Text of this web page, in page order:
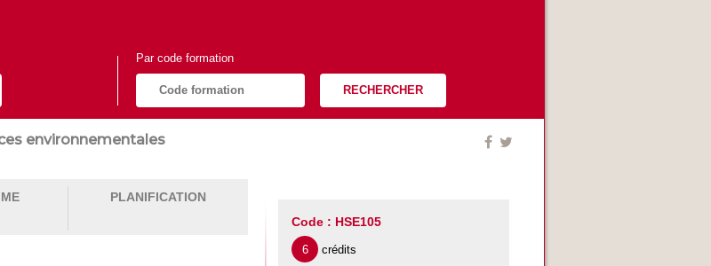
Par code formation
RECHERCHER
environnementales
PLANIFICATION
Code : HSE105
6 crédits